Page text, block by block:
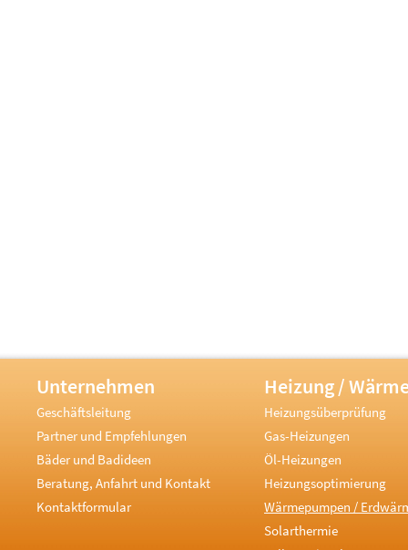
Unternehmen
Geschäftsleitung
Partner und Empfehlungen
Bäder und Badideen
Beratung, Anfahrt und Kontakt
Kontaktformular
Heizung /
Heizungsüberprüfung
Gas-Heizungen
Öl-Heizungen
Heizungsoptimierung
Wärmepumpen /
Solarthermie